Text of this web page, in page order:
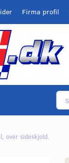
Firma profil
over sideskjold.